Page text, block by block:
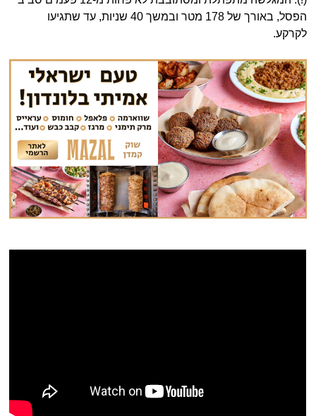
הפסל, באורך של 178 מטר ובמשך 40 שניות, עד שתגיעו
לקרקע.